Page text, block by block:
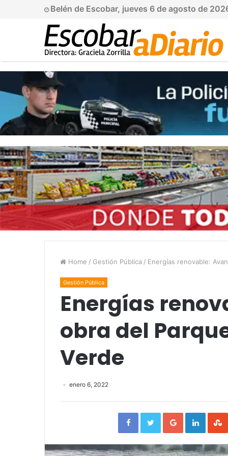
Belén de Escobar, jueves 6 de agosto de
Home / Gestión Pública / Energías renovable:
Gestión Pública
Energías
obra del
Verde
enero 6, 2022
FacebookTwitterGoogle+